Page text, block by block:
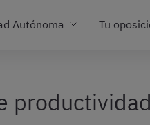
Autónoma Tu